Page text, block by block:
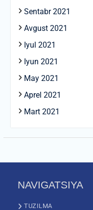
Sentabr 2021
Avgust 2021
Iyul 2021
Iyun 2021
May 2021
Aprel 2021
Mart 2021
NAVIGATSIYA
TUZILMA